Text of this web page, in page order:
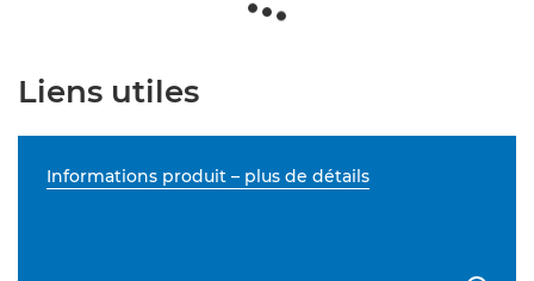
Liens utiles
Informations produit – plus de détails